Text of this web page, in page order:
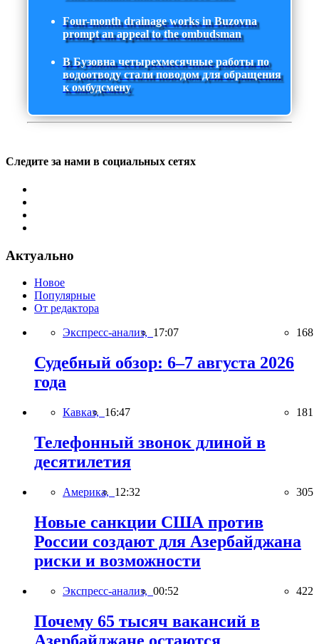
Four-month drainage works in Buzovna
prompt an appeal to the ombudsman
В Бузовна четырехмесячные работы по
водоотводу стали поводом для обращения
к омбудсмену
Следите за нами в социальных сетях
Актуально
Новое
Популярные
От редактора
Экспресс-анализ, 17:07 168
Судебный обзор: 6–7 августа 2026
года
Кавказ, 16:47 181
Телефонный звонок длиной в
десятилетия
Америка, 12:32 305
Новые санкции США против
России создают для Азербайджана
риски и возможности
Экспресс-анализ, 00:52 422
Почему 65 тысяч вакансий в
Азербайджане остаются